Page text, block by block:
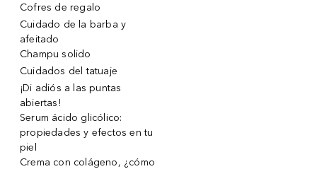
Cofres de regalo
Cuidado de la barba y
afeitado
Champu solido
Cuidados del tatuaje
¡Di adiós a las puntas
abiertas!
Serum ácido glicólico:
propiedades y efectos en tu
piel
Crema con colágeno, ¿cómo